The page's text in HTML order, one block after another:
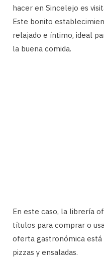
hacer en Sincelejo es
Este bonito
relajado e íntimo, ideal
la buena comida.
En este caso, la librería
títulos para comprar o
oferta gastronómica está
pizzas y ensaladas.